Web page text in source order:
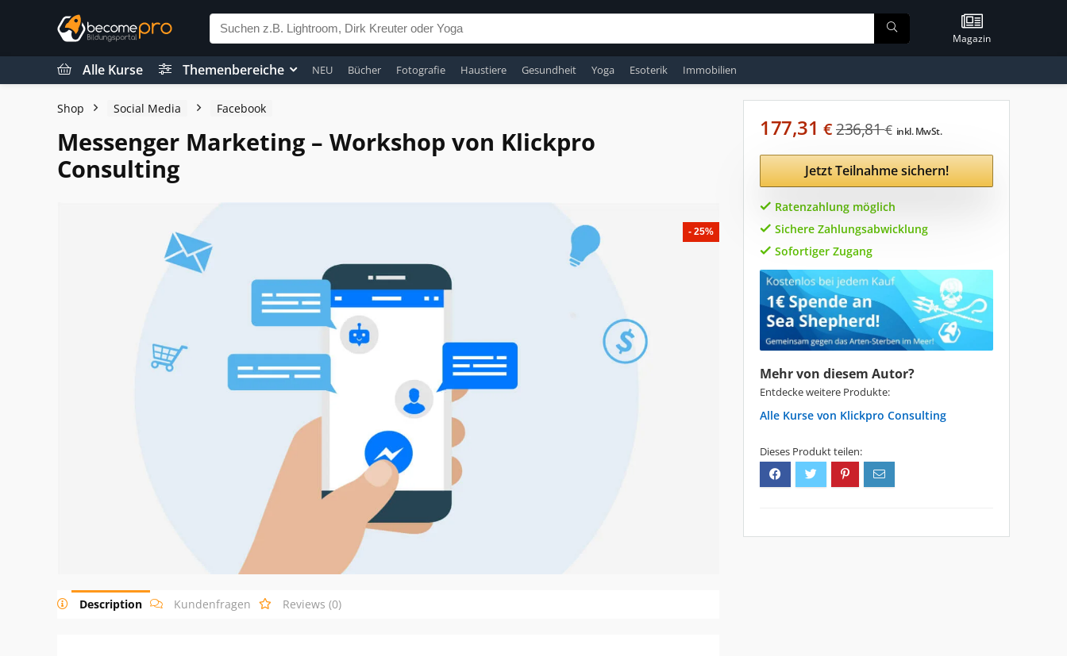
Magazin
Alle Kurse Themenbereiche NEU Bücher Fotografie Haustiere Gesundheit Yoga Esoterik Immobilien
Shop Social Media Facebook
Messenger Marketing – Workshop von Klickpro
Consulting
- 25%
Description Kundenfragen Reviews (0)
236,81€
177,31 € inkl. MwSt.
Jetzt Teilnahme sichern!
Ratenzahlung möglich
Sichere Zahlungsabwicklung
Sofortiger Zugang
Mehr von diesem Autor?
Entdecke weitere Produkte:
Klickpro Consulting